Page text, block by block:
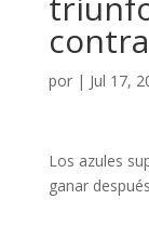
por | Jul 17,
Los azules
ganar